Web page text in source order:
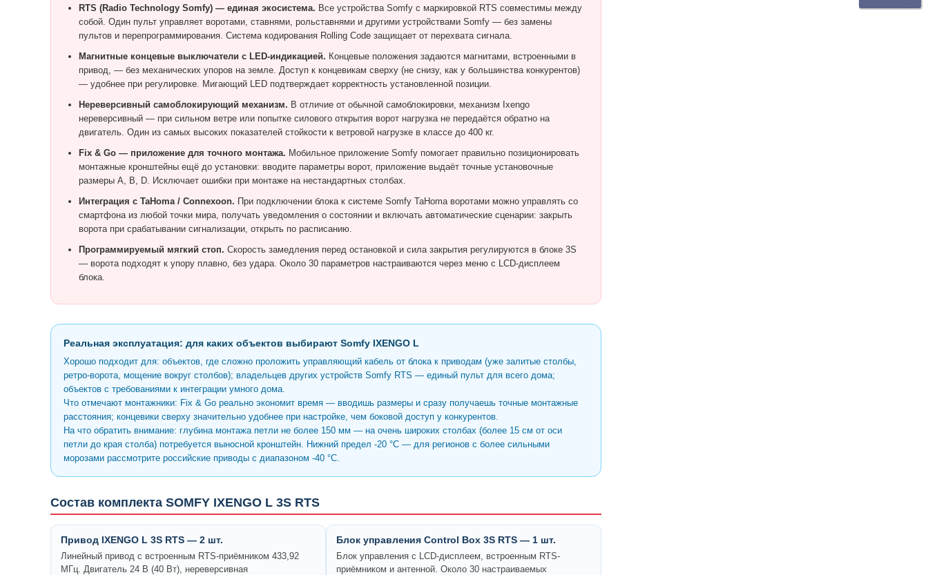
RTS (Radio Technology Somfy) — единая экосистема. Все устройства Somfy с маркировкой RTS совместимы между
собой. Один пульт управляет воротами, ставнями, рольставнями и другими устройствами Somfy — без замены
пультов и перепрограммирования. Система кодирования Rolling Code защищает от перехвата сигнала.
Магнитные концевые выключатели с LED-индикацией. Концевые положения задаются магнитами, встроенными в
привод, — без механических упоров на земле. Доступ к концевикам сверху (не снизу, как у большинства конкурентов)
— удобнее при регулировке. Мигающий LED подтверждает корректность установленной позиции.
Нереверсивный самоблокирующий механизм. В отличие от обычной самоблокировки, механизм Ixengo
нереверсивный — при сильном ветре или попытке силового открытия ворот нагрузка не передаётся обратно на
двигатель. Один из самых высоких показателей стойкости к ветровой нагрузке в классе до 400 кг.
Fix & Go — приложение для точного монтажа. Мобильное приложение Somfy помогает правильно позиционировать
монтажные кронштейны ещё до установки: вводите параметры ворот, приложение выдаёт точные установочные
размеры A, B, D. Исключает ошибки при монтаже на нестандартных столбах.
Интеграция с TaHoma / Connexoon. При подключении блока к системе Somfy TaHoma воротами можно управлять со
смартфона из любой точки мира, получать уведомления о состоянии и включать автоматические сценарии: закрыть
ворота при срабатывании сигнализации, открыть по расписанию.
Программируемый мягкий стоп. Скорость замедления перед остановкой и сила закрытия регулируются в блоке 3S
— ворота подходят к упору плавно, без удара. Около 30 параметров настраиваются через меню с LCD-дисплеем
блока.
Реальная эксплуатация: для каких объектов выбирают Somfy IXENGO L
Хорошо подходит для: объектов, где сложно проложить управляющий кабель от блока к приводам (уже залитые столбы,
ретро-ворота, мощение вокруг столбов); владельцев других устройств Somfy RTS — единый пульт для всего дома;
объектов с требованиями к интеграции умного дома.
Что отмечают монтажники: Fix & Go реально экономит время — вводишь размеры и сразу получаешь точные монтажные
расстояния; концевики сверху значительно удобнее при настройке, чем боковой доступ у конкурентов.
На что обратить внимание: глубина монтажа петли не более 150 мм — на очень широких столбах (более 15 см от оси
петли до края столба) потребуется выносной кронштейн. Нижний предел -20 °C — для регионов с более сильными
морозами рассмотрите российские приводы с диапазоном -40 °C.
Состав комплекта SOMFY IXENGO L 3S RTS
Привод IXENGO L 3S RTS — 2 шт.
Линейный привод с встроенным RTS-приёмником 433,92
МГц. Двигатель 24 В (40 Вт), нереверсивная
Блок управления Control Box 3S RTS — 1 шт.
Блок управления с LCD-дисплеем, встроенным RTS-
приёмником и антенной. Около 30 настраиваемых